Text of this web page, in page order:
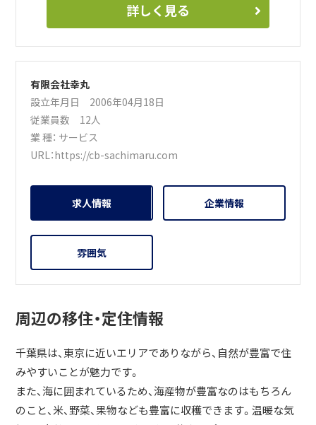
詳しく見る
有限会社幸丸
設立年月日 2006年04月18日
従業員数 12人
業 種： サービス
URL：https://cb-sachimaru.com
求人情報 企業情報
雰囲気
周辺の移住・定住情報
千葉県は、東京に近いエリアでありながら、自然が豊富で住
みやすいことが魅力です。
また、海に囲まれているため、海産物が豊富なのはもちろん
のこと、米、野菜、果物なども豊富に収穫できます。温暖な気